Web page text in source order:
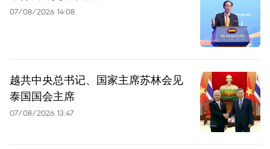
07/08/2026 14:08
越共中央总书记、国家主席苏林会见
泰国国会主席
07/08/2026 13:47